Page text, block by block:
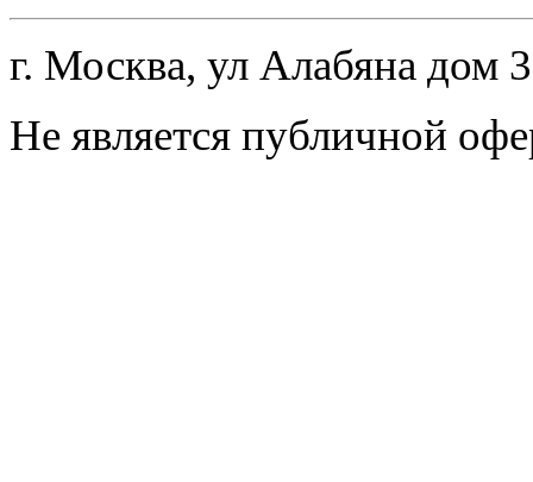
г. Москва, ул Алабяна дом
Не является публичной